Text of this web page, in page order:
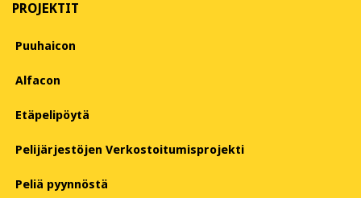
PROJEKTIT
Puuhaicon
Alfacon
Etäpelipöytä
Pelijärjestöjen Verkostoitumisprojekti
Peliä pyynnöstä